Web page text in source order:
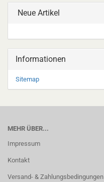
Neue Artikel
Informationen
Sitemap
MEHR ÜBER...
Impressum
Kontakt
Versand- & Zahlungsbedingungen